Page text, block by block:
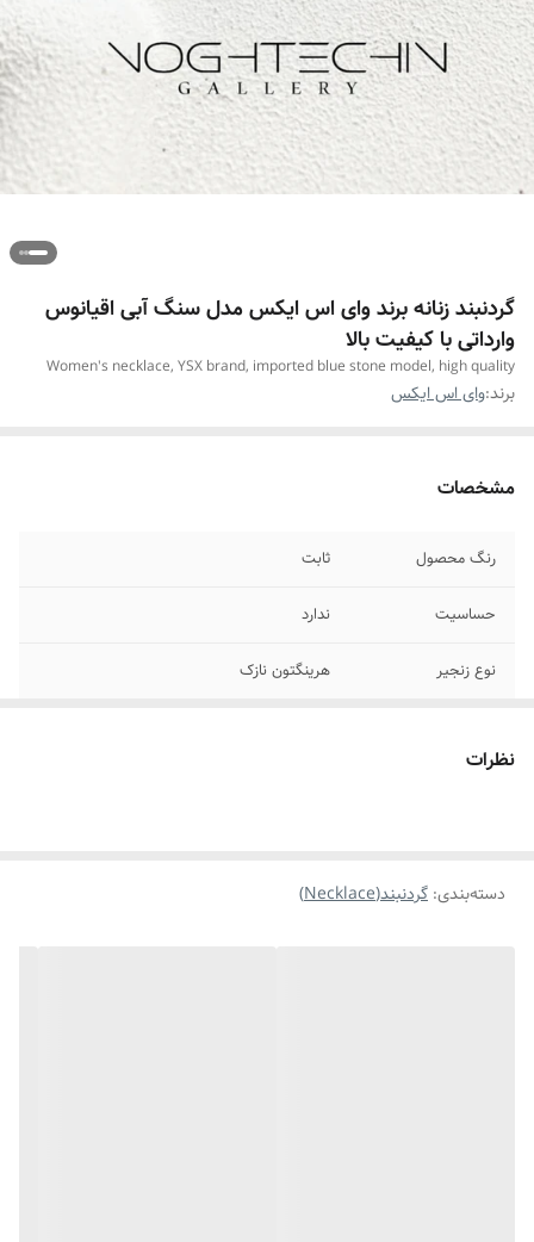
گردنبند زنانه برند وای اس ایکس مدل سنگ آبی اقیانوس
وارداتی با کیفیت بالا
Women's necklace, YSX brand, imported blue stone model, high quality
برند:وای اس ایکس
مشخصات
رنگ محصول ثابت
حساسیت ندارد
نوع زنجیر هرینگتون نازک
نظرات
دسته‌بندی: گردنبند(Necklace)